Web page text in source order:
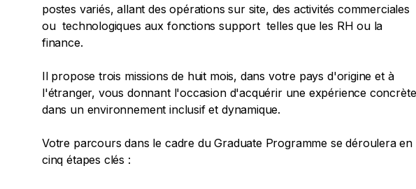
postes variés, allant des opérations sur site, des activités commerciales
ou technologiques aux fonctions support telles que les RH ou la
finance.
Il propose trois missions de huit mois, dans votre pays d'origine et à
l'étranger, vous donnant l'occasion d'acquérir une expérience concrète
dans un environnement inclusif et dynamique.
Votre parcours dans le cadre du Graduate Programme se déroulera en
cinq étapes clés :